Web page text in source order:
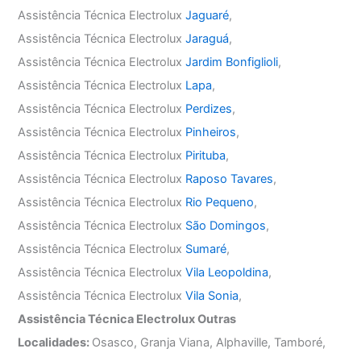
Assistência Técnica ElectroluxJaguaré,
Assistência Técnica ElectroluxJaraguá,
Assistência Técnica ElectroluxJardim Bonfiglioli,
Assistência Técnica Electrolux Lapa,
Assistência Técnica Electrolux Perdizes,
Assistência Técnica Electrolux Pinheiros,
Assistência Técnica Electrolux Pirituba,
Assistência Técnica Electrolux Raposo Tavares,
Assistência Técnica Electrolux Rio Pequeno,
Assistência Técnica Electrolux São Domingos,
Assistência Técnica Electrolux Sumaré,
Assistência Técnica ElectroluxVila Leopoldina,
Assistência Técnica ElectroluxVila Sonia,
Assistência Técnica Electrolux Outras
Localidades: Osasco, Granja Viana, Alphaville, Tamboré,